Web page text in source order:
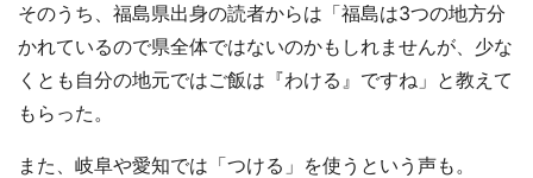
そのうち、福島県出身の読者からは「福島は3つの地方分
かれているので県全体ではないのかもしれませんが、少な
くとも自分の地元ではご飯は『わける』ですね」と教えて
もらった。
また、岐阜や愛知では「つける」を使うという声も。